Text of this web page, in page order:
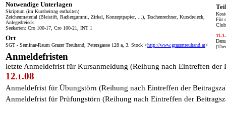
Notwendige Unterlagen
Skriptum (im Kursbeitrag enthalten)
Zeichenmaterial (Bleistift, Radiergummi, Zirkel, Konzeptpapier, ...), Taschenrechner, Kursdreieck,
Anlegedreieck
Seekarten: Cro 100-17, Cro 100-21, INT 1
Für
Ort
SGT - Seminar-Raum Grazer Treuhand, Petersgasse 128 a, 3. Stock >http://www.grazertreuhand.at<
Anmeldefristen
letzte Anmeldefrist für Kursanmeldung (Reihung nach Eintreffen der
12.1.08
Anmeldefrist für Übungstörn (Reihung nach Eintreffen der
Anmeldefrist für Prüfungstörn (Reihung nach Eintreffen der